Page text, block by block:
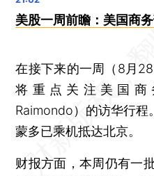
滴滴向小鹏出售智能汽车
西安警方：一男子持刀行
人民币货币互换动用额
证监会“大招”救A股 明确
公募基金规模破28万亿
三部门推动首套房“认房
广州亚运城命途多舛 碧
美股一周前瞻：美国商
在接下来的一周（8月
将重点关注美国商
Raimondo）的访华行
蒙多已乘机抵达北京。
财报方面，本周仍有一